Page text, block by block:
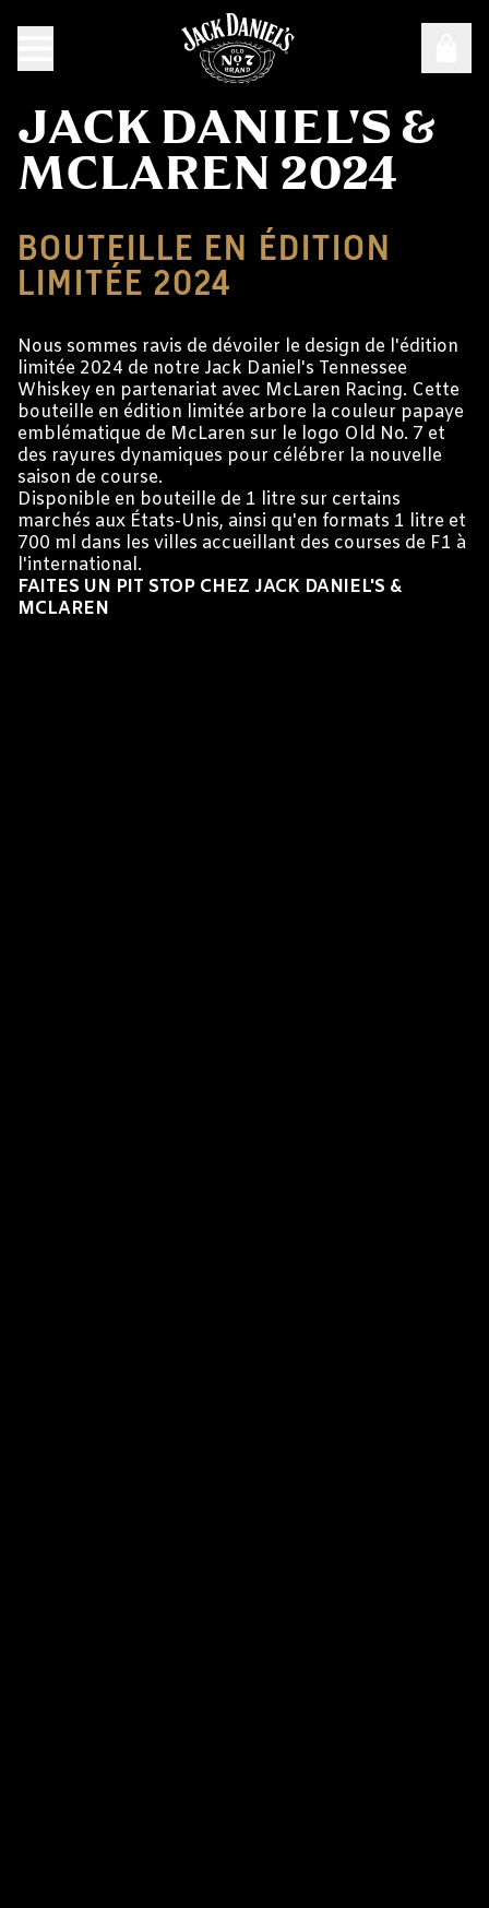
JACK DANIEL'S &
MCLAREN 2024
BOUTEILLE EN ÉDITION
LIMITÉE 2024
Nous sommes ravis de dévoiler le design de l'édition
limitée 2024 de notre Jack Daniel's Tennessee
Whiskey en partenariat avec McLaren Racing. Cette
bouteille en édition limitée arbore la couleur papaye
emblématique de McLaren sur le logo Old No. 7 et
des rayures dynamiques pour célébrer la nouvelle
saison de course.
Disponible en bouteille de 1 litre sur certains
marchés aux États-Unis, ainsi qu'en formats 1 litre et
700 ml dans les villes accueillant des courses de F1 à
l'international.
FAITES UN PIT STOP CHEZ JACK DANIEL'S &
MCLAREN